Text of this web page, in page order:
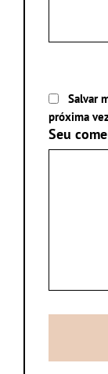
Salvar
próxima
Seu